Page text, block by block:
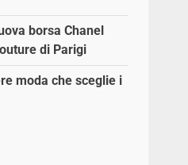
borsa Chanel
di Parigi
moda che sceglie i